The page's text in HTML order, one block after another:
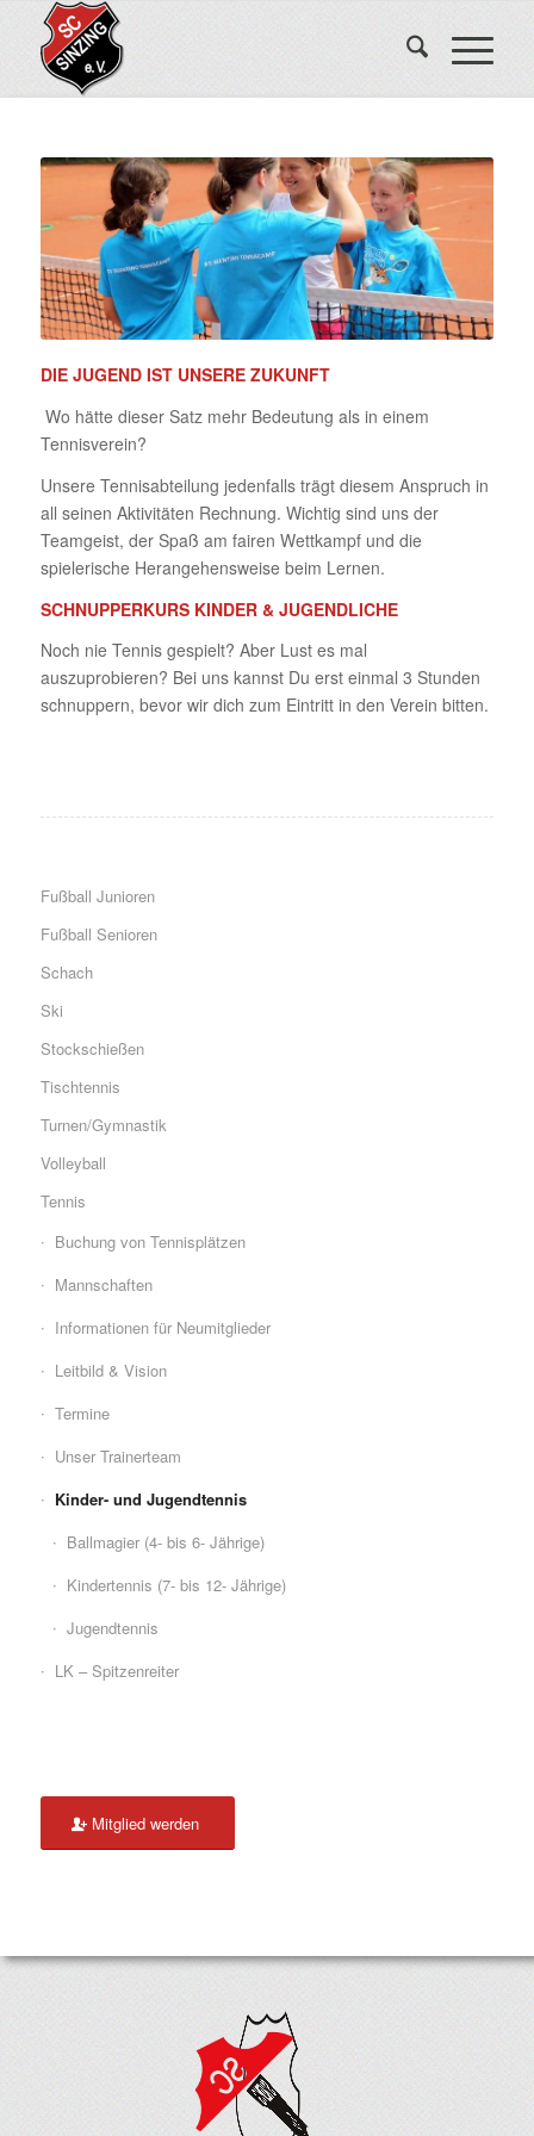
DIE JUGEND IST UNSERE ZUKUNFT
Wo hätte dieser Satz mehr Bedeutung als in einem
Tennisverein?
Unsere Tennisabteilung jedenfalls trägt diesem Anspruch in
all seinen Aktivitäten Rechnung. Wichtig sind uns der
Teamgeist, der Spaß am fairen Wettkampf und die
spielerische Herangehensweise beim Lernen.
SCHNUPPERKURS KINDER & JUGENDLICHE
Noch nie Tennis gespielt? Aber Lust es mal
auszuprobieren? Bei uns kannst Du erst einmal 3 Stunden
schnuppern, bevor wir dich zum Eintritt in den Verein bitten.
Fußball Junioren
Fußball Senioren
Schach
Ski
Stockschießen
Tischtennis
Turnen/Gymnastik
Volleyball
Tennis
Buchung von Tennisplätzen
Mannschaften
Informationen für Neumitglieder
Leitbild & Vision
Termine
Unser Trainerteam
Kinder- und Jugendtennis
Ballmagier (4- bis 6- Jährige)
Kindertennis (7- bis 12- Jährige)
Jugendtennis
LK – Spitzenreiter
Mitglied werden